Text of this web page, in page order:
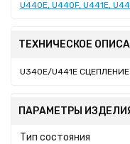
U440E, U440F, U441E,
ТЕХНИЧЕСКОЕ
U340E/U441E СЦЕПЛЕНИЕ
ПАРАМЕТРЫ
Тип состояния